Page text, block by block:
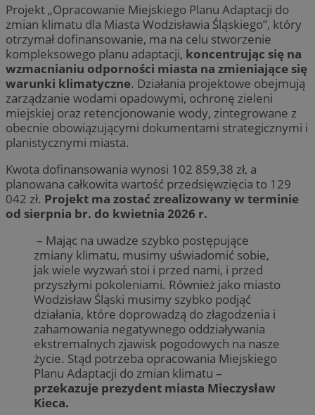
Projekt „Opracowanie Miejskiego Planu Adaptacji do
zmian klimatu dla Miasta Wodzisławia Śląskiego”, który
otrzymał dofinansowanie, ma na celu stworzenie
kompleksowego planu adaptacji, koncentrując się na
wzmacnianiu odporności miasta na zmieniające się
warunki klimatyczne. Działania projektowe obejmują
zarządzanie wodami opadowymi, ochronę zieleni
miejskiej oraz retencjonowanie wody, zintegrowane z
obecnie obowiązującymi dokumentami strategicznymi i
planistycznymi miasta.
Kwota dofinansowania wynosi 102 859,38 zł, a
planowana całkowita wartość przedsięwzięcia to 129
042 zł. Projekt ma zostać zrealizowany w terminie
od sierpnia br. do kwietnia 2026 r.
– Mając na uwadze szybko postępujące
zmiany klimatu, musimy uświadomić sobie,
jak wiele wyzwań stoi i przed nami, i przed
przyszłymi pokoleniami. Również jako miasto
Wodzisław Śląski musimy szybko podjąć
działania, które doprowadzą do złagodzenia i
zahamowania negatywnego oddziaływania
ekstremalnych zjawisk pogodowych na nasze
życie. Stąd potrzeba opracowania Miejskiego
Planu Adaptacji do zmian klimatu –
przekazuje prezydent miasta Mieczysław
Kieca.